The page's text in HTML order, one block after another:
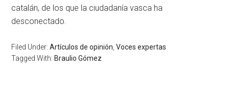
catalán, de los que la ciudadanía vasca ha
desconectado.
Filed Under:Artículos de opinión ,Voces expertas
Tagged With: Braulio Gómez